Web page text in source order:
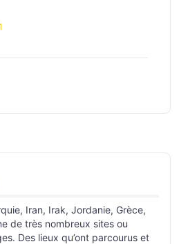
Iran, Irak, Jordanie, Grèce,
de très nombreux sites ou
Des lieux qu’ont parcourus et